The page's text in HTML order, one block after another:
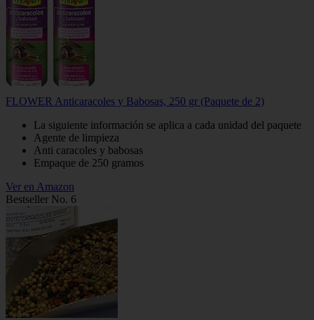
FLOWER Anticaracoles y Babosas, 250 gr (Paquete de 2)
La siguiente información se aplica a cada unidad del paquete
Agente de limpieza
Anti caracoles y babosas
Empaque de 250 gramos
Ver en Amazon
Bestseller No. 6